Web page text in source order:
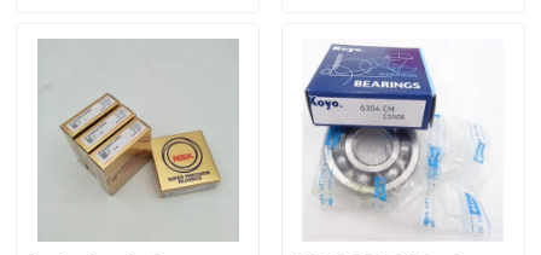
O nas
Wycieczka po fabryce